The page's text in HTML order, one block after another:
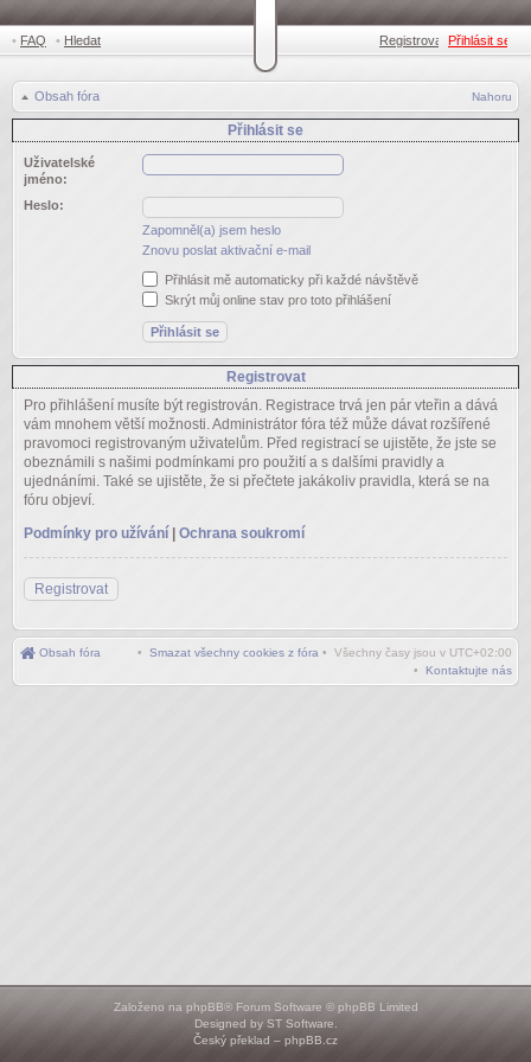
• FAQ • Hledat Registrovat •
Přihlásit se
Obsah fóra Nahoru
Přihlásit se
Uživatelské
jméno:
Heslo:
Zapomněl(a) jsem heslo
Znovu poslat aktivační e-mail
Přihlásit mě automaticky při každé návštěvě
Skrýt můj online stav pro toto přihlášení
Registrovat
Pro přihlášení musíte být registrován. Registrace trvá jen pár vteřin a dává
vám mnohem větší možnosti. Administrátor fóra též může dávat rozšířené
pravomoci registrovaným uživatelům. Před registrací se ujistěte, že jste se
obeznámili s našimi podmínkami pro použití a s dalšími pravidly a
ujednáními. Také se ujistěte, že si přečtete jakákoliv pravidla, která se na
fóru objeví.
Podmínky pro užívání
Ochrana soukromí
Registrovat
Obsah fóra • Všechny časy jsou v UTC+02:00
• Smazat všechny cookies z fóra
• Kontaktujte nás
Založeno na phpBB® Forum Software © phpBB Limited
Designed by ST Software
Český překlad – phpBB.cz